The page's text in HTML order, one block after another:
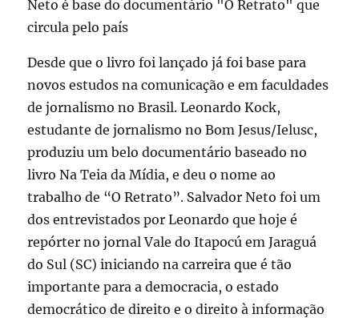
Desde que o livro foi lançado já foi base para
novos estudos na comunicação e em faculdades
de jornalismo no Brasil. Leonardo Kock,
estudante de jornalismo no Bom Jesus/Ielusc,
produziu um belo documentário baseado no
livro Na Teia da Mídia, e deu o nome ao
trabalho de “O Retrato”. Salvador Neto foi um
dos entrevistados por Leonardo que hoje é
repórter no jornal Vale do Itapocú em Jaraguá
do Sul (SC) iniciando na carreira que é tão
importante para a democracia, o estado
democrático de direito e o direito à informação